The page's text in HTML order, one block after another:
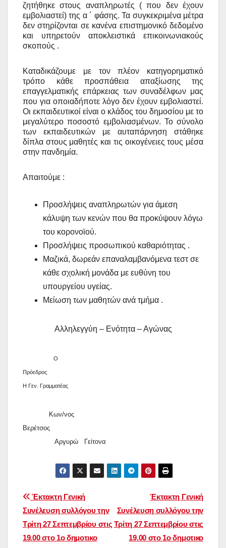
ζητήθηκε στους αναπληρωτές ( που δεν έχουν
εμβολιαστεί) της α ´ φάσης. Τα συγκεκριμένα μέτρα
δεν στηρίζονται σε κανένα επιστημονικό δεδομένο
και υπηρετούν αποκλειστικά επικοινωνιακούς
σκοπούς .
Καταδικάζουμε με τον πλέον κατηγορηματικό
τρόπο κάθε προσπάθεια απαξίωσης της
επαγγελματικής επάρκειας των συναδέλφων μας
που για οποιαδήποτε λόγο δεν έχουν εμβολιαστεί.
Οι εκπαιδευτικοί είναι ο κλάδος του δημοσίου με το
μεγαλύτερο ποσοστό εμβολιασμένων. Το σύνολο
των εκπαιδευτικών με αυταπάρνηση στάθηκε
δίπλα στους μαθητές και τις οικογένειες τους μέσα
στην πανδημία.
Απαιτούμε :
Προσλήψεις αναπληρωτών για άμεση
κάλυψη των κενών που θα προκύψουν λόγω
του κορονοϊού.
Προσλήψεις προσωπικού καθαριότητας .
Μαζικά, δωρεάν επαναλαμβανόμενα τεστ σε
κάθε σχολική μονάδα με ευθύνη του
υπουργείου υγείας.
Μείωση των μαθητών ανά τμήμα .
Αλληλεγγύη – Ενότητα – Αγώνας
Ο
Πρόεδρος
Η Γεν. Γραμματέας
Κων/νος
Βερέτσος
Αργυρώ Γείτονα
Πλοήγηση
άρθρων
Έκτακτη Γενική
Συνέλευση συλλόγου την
Τρίτη 27 Σεπτεμβρίου στις
19.00 στο 1ο δημοτικο
Έκτακτη Γενική
Συνέλευση συλλόγου την
Τρίτη 27 Σεπτεμβρίου στις
19.00 στο 1ο δημοτικο